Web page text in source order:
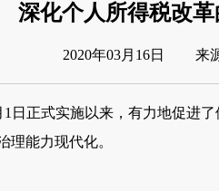
深化个人所得税改
2020年03月16日 来
日正式实施以来，有力地促进
理能力现代化。